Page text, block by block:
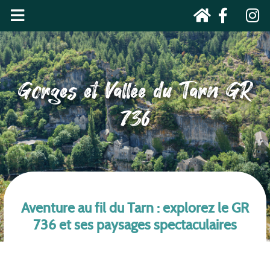
Gorges et Vallée du Tarn GR
736
Aventure au fil du Tarn : explorez le GR
736 et ses paysages spectaculaires